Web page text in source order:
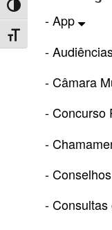
Toggle High Contrast
Toggle Font size
- App
-
- Câmara
- Concurso
-
-
- Consultas